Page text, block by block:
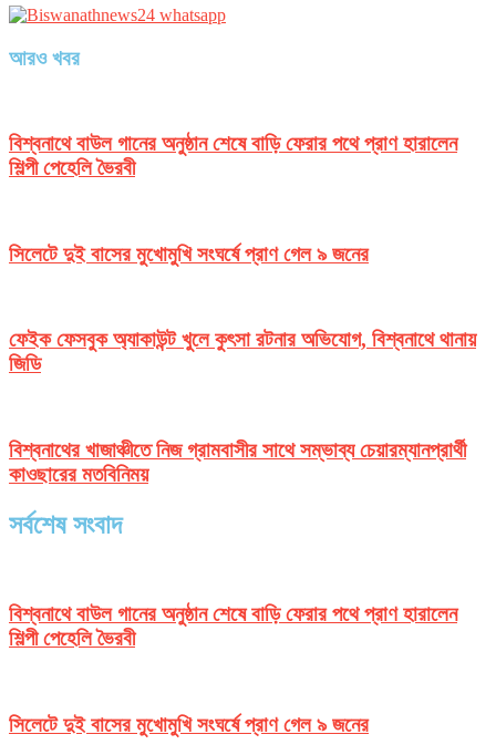
আরও খবর
বিশ্বনাথে বাউল গানের অনুষ্ঠান শেষে বাড়ি ফেরার পথে প্রাণ হারালেন
শিল্পী পেহেলি ভৈরবী
সিলেটে দুই বাসের মুখোমুখি সংঘর্ষে প্রাণ গেল ৯ জনের
ফেইক ফেসবুক অ্যাকাউন্ট খুলে কুৎসা রটনার অভিযোগ, বিশ্বনাথে থানায়
জিডি
বিশ্বনাথের খাজাঞ্চীতে নিজ গ্রামবাসীর সাথে সম্ভাব্য চেয়ারম্যানপ্রার্থী
কাওছারের মতবিনিময়
সর্বশেষ সংবাদ
বিশ্বনাথে বাউল গানের অনুষ্ঠান শেষে বাড়ি ফেরার পথে প্রাণ হারালেন
শিল্পী পেহেলি ভৈরবী
সিলেটে দুই বাসের মুখোমুখি সংঘর্ষে প্রাণ গেল ৯ জনের